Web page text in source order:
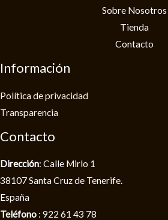
Sobre Nosotros
Tienda
Contacto
Información
Política de privacidad​
Transparencia
Contacto
Dirección: Calle Mirlo 1
38107 Santa Cruz de Tenerife.
España
Teléfono : 922 61 43 78